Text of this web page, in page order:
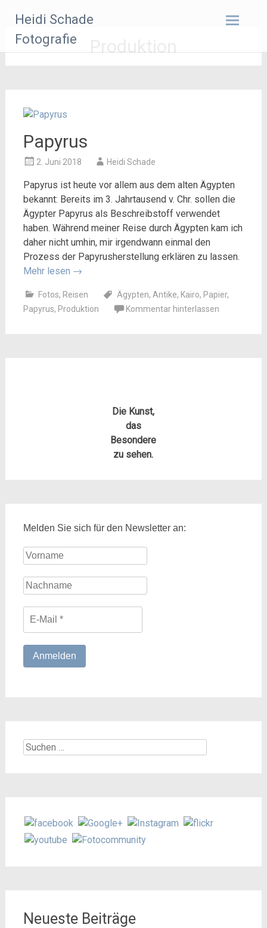
Inhalt
springen
Heidi Schade
Fotografie
Produktion
Papyrus
2. Juni 2018 Heidi Schade
Papyrus ist heute vor allem aus dem alten Ägypten
bekannt: Bereits im 3. Jahrtausend v. Chr. sollen die
Ägypter Papyrus als Beschreibstoff verwendet
haben. Während meiner Reise durch Ägypten kam ich
daher nicht umhin, mir irgendwann einmal den
Prozess der Papyrusherstellung erklären zu lassen.
Mehr lesen →
Fotos, Reisen Ägypten, Antike, Kairo, Papier,
Papyrus, Produktion Kommentar hinterlassen
Die Kunst,
das
Besondere
zu sehen.
Melden Sie sich für den Newsletter an:
Suchen
Neueste Beiträge